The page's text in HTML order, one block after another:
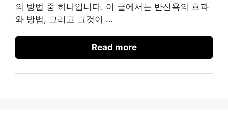
의 방법 중 하나입니다. 이 글에서는 반신욕의 효과
와 방법, 그리고 그것이 …
Read more